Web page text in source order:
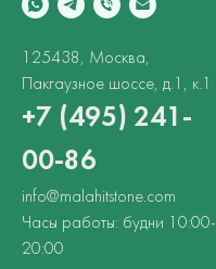
125438, Москва,
Пакгаузное шоссе, д.1, к.1
+7 (495) 241-
00-86
info@malahitstone.com
Часы работы: будни 10:00-
20:00